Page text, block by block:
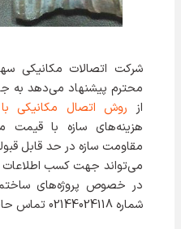
شرکت اتصالات مکانیکی
محترم پیشنهاد می‌دهد به
از روش اتصال مکانیکی با
هزینه‌های سازه با
مقاومت سازه در حد قابل
می‌تواند جهت کسب اطلاعات
در خصوص پروژه‌های
شماره 02144024118 تماس حاصل نمایند.